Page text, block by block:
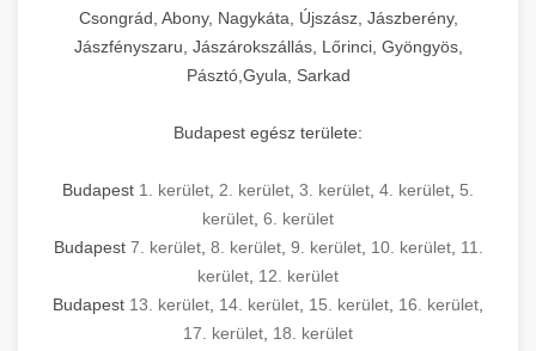
Csongrád, Abony, Nagykáta, Újszász, Jászberény,
Jászfényszaru, Jászárokszállás, Lőrinci, Gyöngyös,
Pásztó,Gyula, Sarkad
Budapest egész területe:
Budapest 1. kerület 2. kerület 3. kerület 4. kerület 5.
kerület 6. kerület
Budapest 7. kerület, 8. kerület, 9. kerület, 10. kerület, 11.
kerület 12. kerület
Budapest 13. kerület 14. kerület 15. kerület 16. kerület
17. kerület 18. kerület